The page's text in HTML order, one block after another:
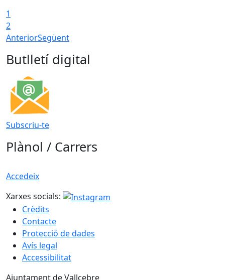
1
2
AnteriorSegüent
Butlletí digital
Subscriu-te
Plànol / Carrers
Accedeix
Xarxes socials:
Crèdits
Contacte
Protecció de dades
Avís legal
Accessibilitat
Ajuntament de Vallcebre